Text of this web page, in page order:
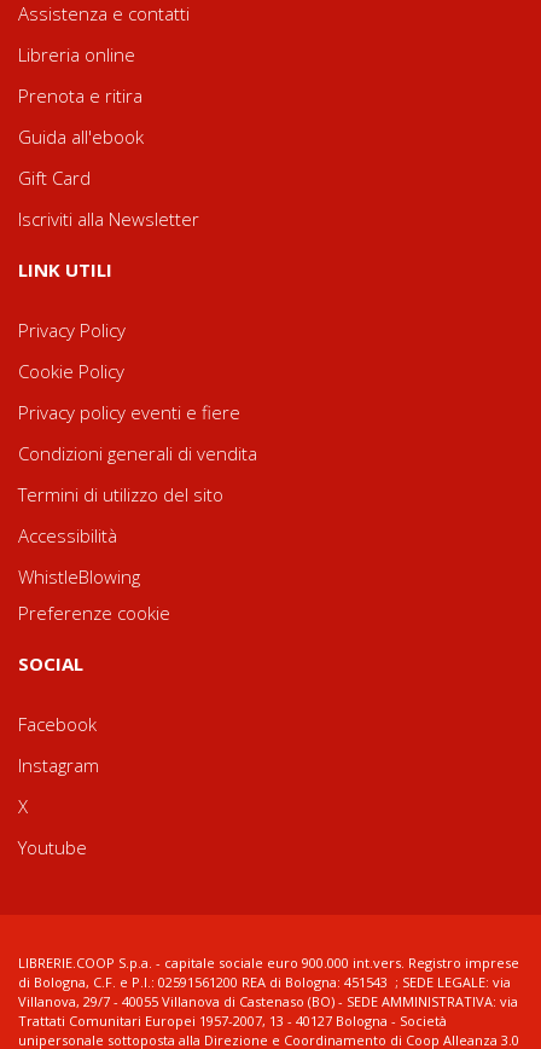
Assistenza e contatti
Libreria online
Prenota e ritira
Guida all'ebook
Gift Card
Iscriviti alla Newsletter
LINK UTILI
Privacy Policy
Cookie Policy
Privacy policy eventi e fiere
Condizioni generali di vendita
Termini di utilizzo del sito
Accessibilità
WhistleBlowing
Preferenze cookie
SOCIAL
Facebook
Instagram
X
Youtube
LIBRERIE.COOP S.p.a. - capitale sociale euro 900.000 int.vers. Registro imprese
di Bologna, C.F. e P.I.: 02591561200 REA di Bologna: 451543 ; SEDE LEGALE: via
Villanova, 29/7 - 40055 Villanova di Castenaso (BO) - SEDE AMMINISTRATIVA: via
Trattati Comunitari Europei 1957-2007, 13 - 40127 Bologna - Società
unipersonale sottoposta alla Direzione e Coordinamento di Coop Alleanza 3.0